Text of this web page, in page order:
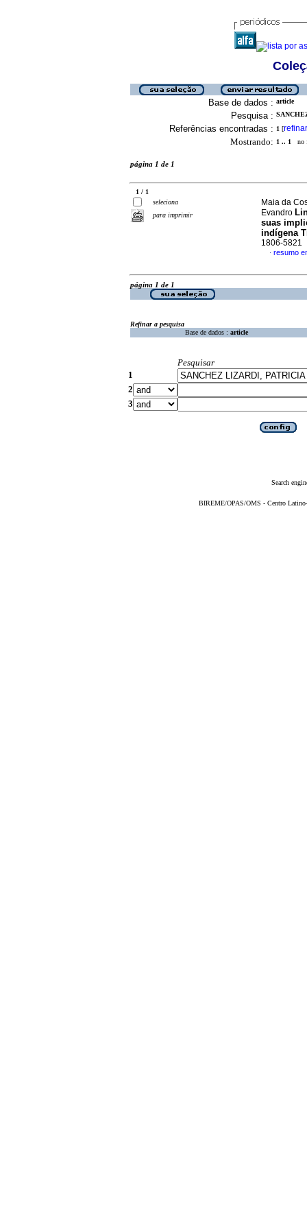
Base de dados : article
Pesquisa :
Referências encontradas : 1 [refinar
Mostrando: 1 .. 1 no
página 1 de 1
1 / 1
seleciona
para imprimir
Maia da
Evandro
suas
indígena
1806-5821
· resumo
página 1 de 1
Refinar a pesquisa
Base de dados : article
Pesquisar
1
2
3
Search
BIREME/OPAS/OMS - Centro Latino-